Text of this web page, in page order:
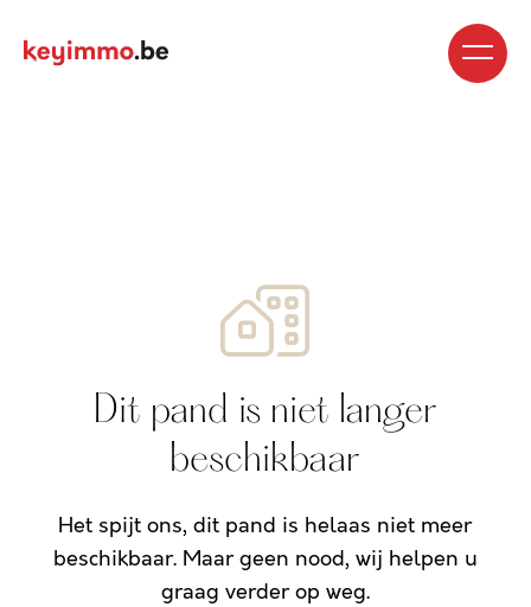
Dit pand is niet langer
beschikbaar
Het spijt ons, dit pand is helaas niet meer
beschikbaar. Maar geen nood, wij helpen u
graag verder op weg.